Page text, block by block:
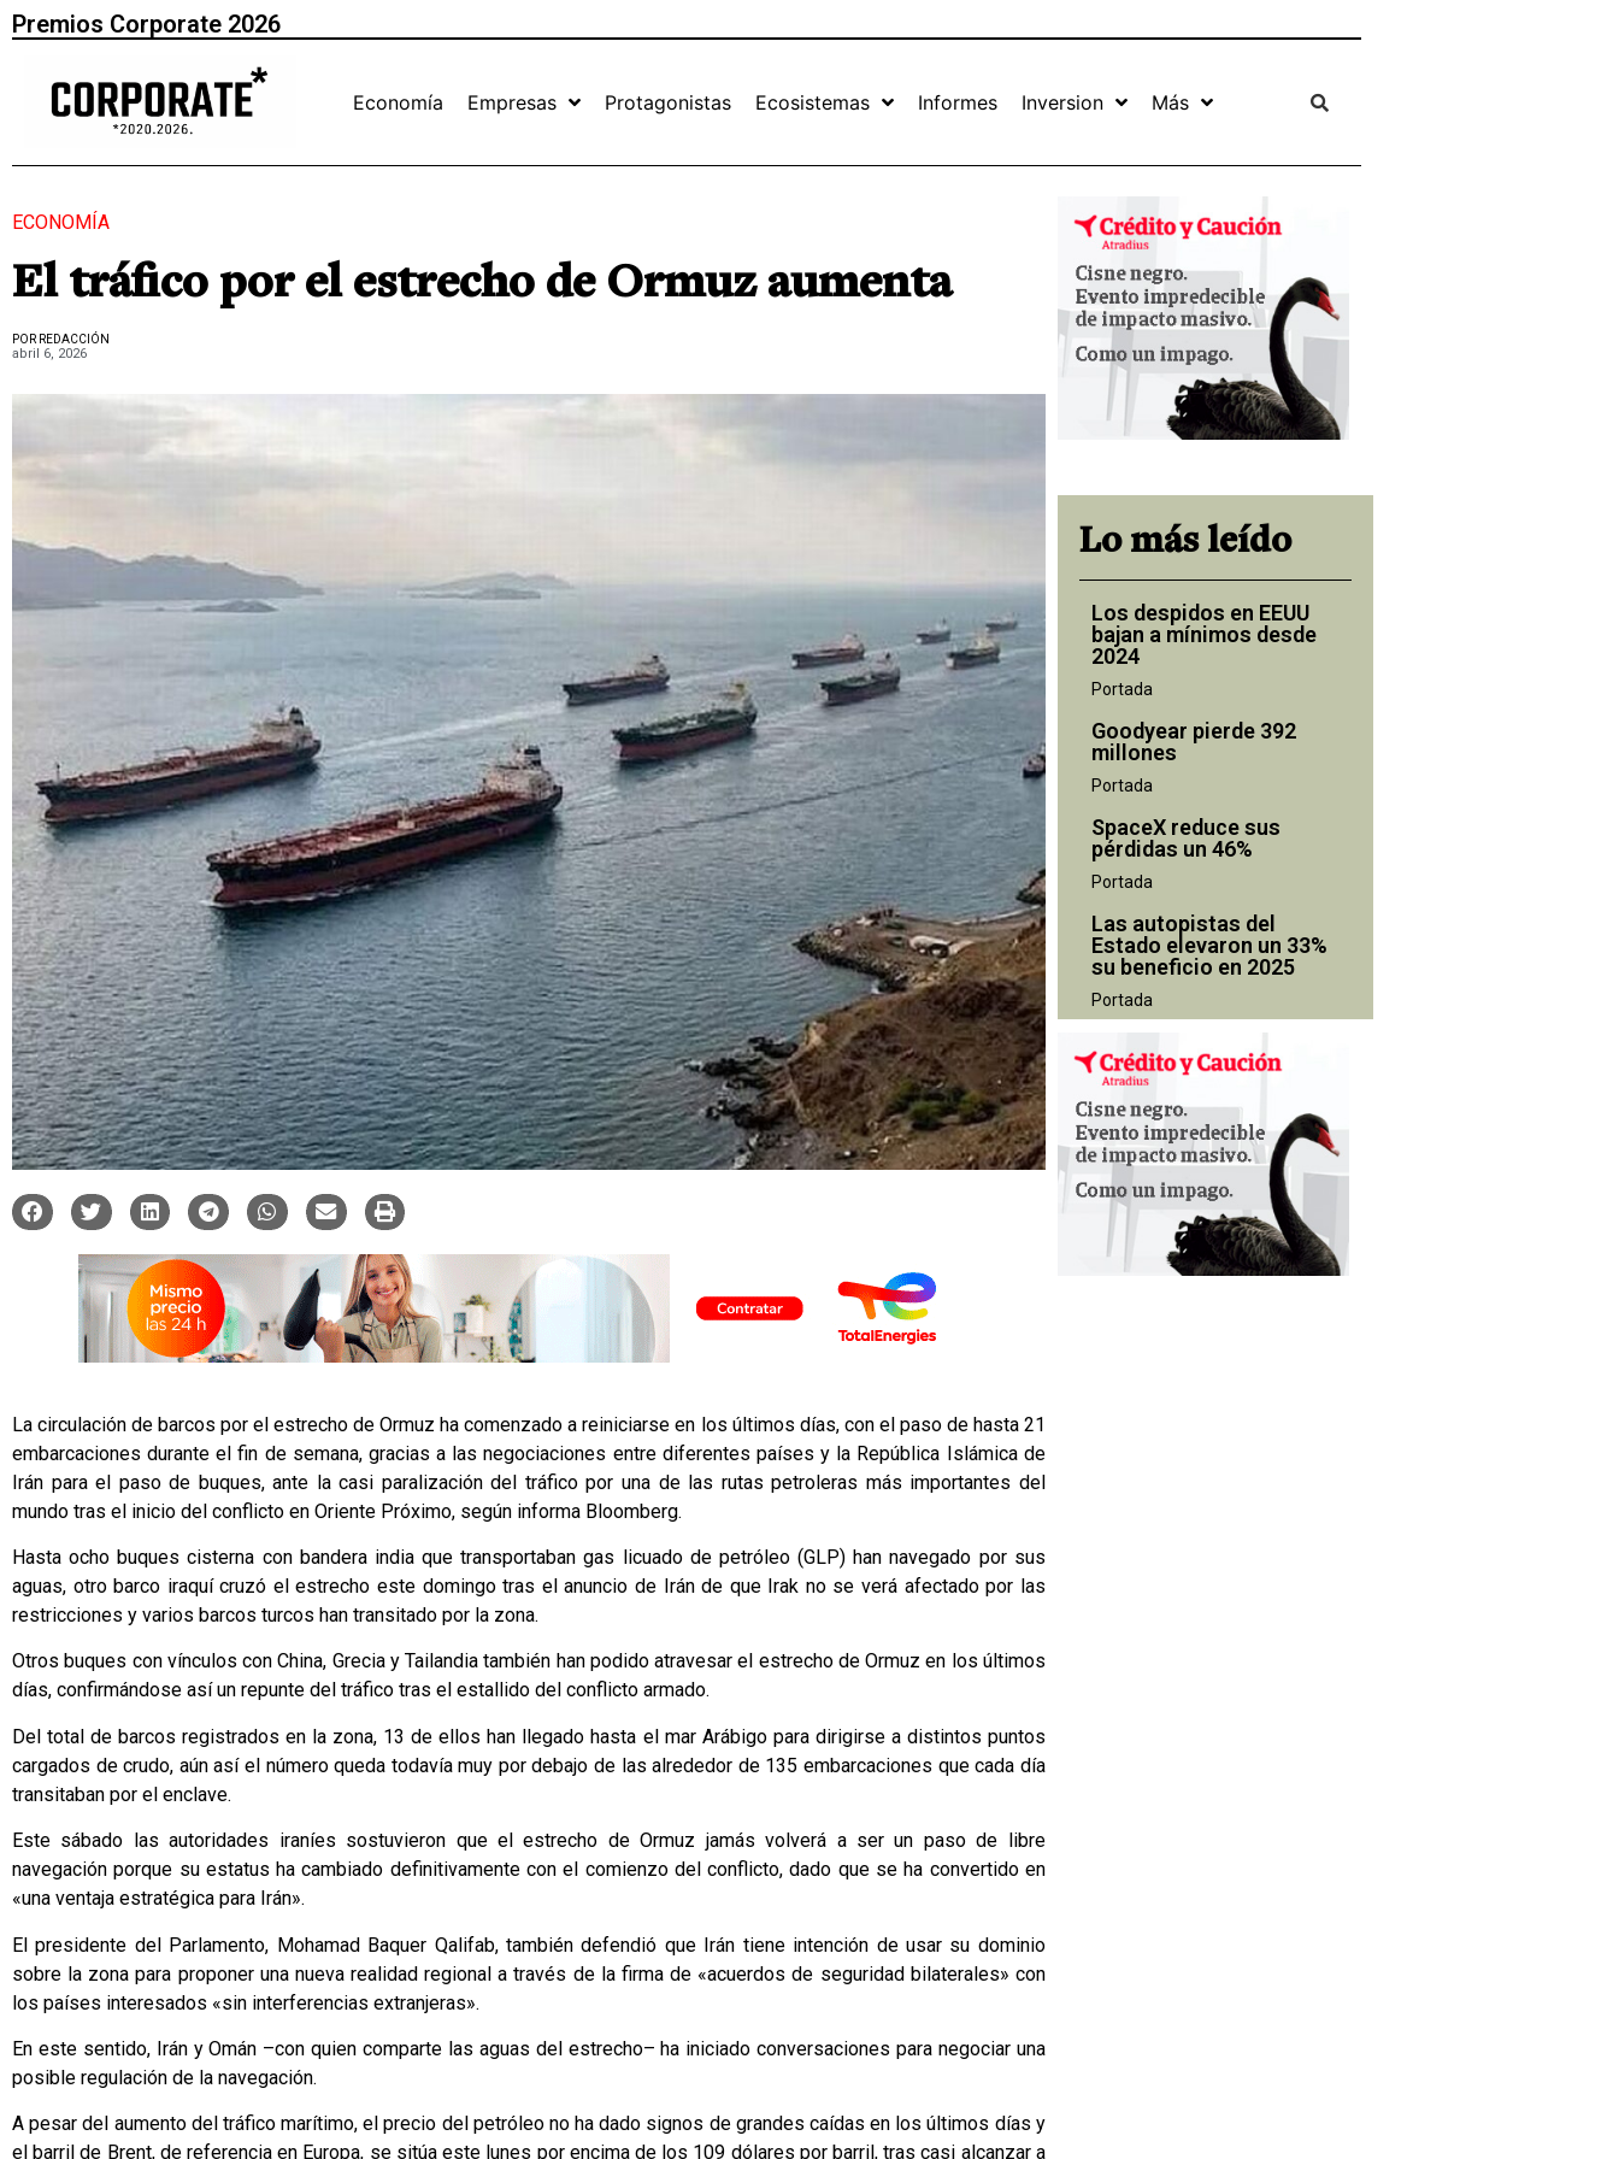
Premios Corporate 2026
Economía Empresas Protagonistas Ecosistemas Informes Inversion Más
ECONOMÍA
El tráfico por el estrecho de Ormuz aumenta
POR REDACCIÓN
abril 6, 2026
La circulación de barcos por el estrecho de Ormuz ha comenzado a reiniciarse en los últimos días, con el paso de hasta 21
embarcaciones durante el fin de semana, gracias a las negociaciones entre diferentes países y la República Islámica de
Irán para el paso de buques, ante la casi paralización del tráfico por una de las rutas petroleras más importantes del
mundo tras el inicio del conflicto en Oriente Próximo, según informa Bloomberg.
Hasta ocho buques cisterna con bandera india que transportaban gas licuado de petróleo (GLP) han navegado por sus
aguas, otro barco iraquí cruzó el estrecho este domingo tras el anuncio de Irán de que Irak no se verá afectado por las
restricciones y varios barcos turcos han transitado por la zona.
Otros buques con vínculos con China, Grecia y Tailandia también han podido atravesar el estrecho de Ormuz en los últimos
días, confirmándose así un repunte del tráfico tras el estallido del conflicto armado.
Del total de barcos registrados en la zona, 13 de ellos han llegado hasta el mar Arábigo para dirigirse a distintos puntos
cargados de crudo, aún así el número queda todavía muy por debajo de las alrededor de 135 embarcaciones que cada día
transitaban por el enclave.
Este sábado las autoridades iraníes sostuvieron que el estrecho de Ormuz jamás volverá a ser un paso de libre
navegación porque su estatus ha cambiado definitivamente con el comienzo del conflicto, dado que se ha convertido en
«una ventaja estratégica para Irán».
El presidente del Parlamento, Mohamad Baquer Qalifab, también defendió que Irán tiene intención de usar su dominio
sobre la zona para proponer una nueva realidad regional a través de la firma de «acuerdos de seguridad bilaterales» con
los países interesados «sin interferencias extranjeras».
En este sentido, Irán y Omán –con quien comparte las aguas del estrecho– ha iniciado conversaciones para negociar una
posible regulación de la navegación.
A pesar del aumento del tráfico marítimo, el precio del petróleo no ha dado signos de grandes caídas en los últimos días y
el barril de Brent, de referencia en Europa, se sitúa este lunes por encima de los 109 dólares por barril, tras casi alcanzar a
Lo más leído
Los despidos en EEUU
bajan a mínimos desde
2024
Portada
Goodyear pierde 392
millones
Portada
SpaceX reduce sus
pérdidas un 46%
Portada
Las autopistas del
Estado elevaron un 33%
su beneficio en 2025
Portada